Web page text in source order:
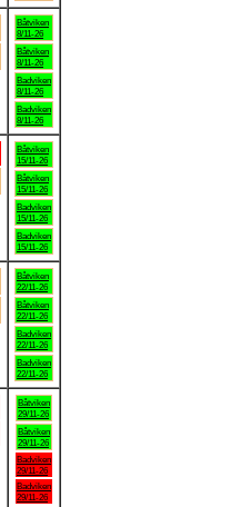
Båtviken
8/11-26
Båtviken
8/11-26
Badviken
8/11-26
Badviken
8/11-26
Båtviken
15/11-26
Båtviken
15/11-26
Badviken
15/11-26
Badviken
15/11-26
Båtviken
22/11-26
Båtviken
22/11-26
Badviken
22/11-26
Badviken
22/11-26
Båtviken
29/11-26
Båtviken
29/11-26
Badviken
29/11-26
Badviken
29/11-26